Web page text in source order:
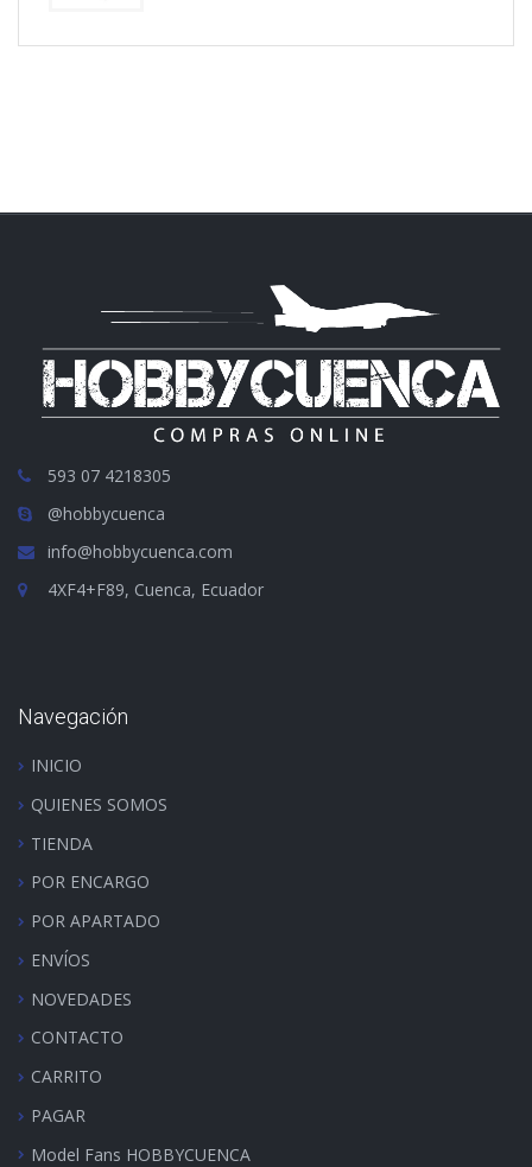
593 07 4218305
@hobbycuenca
info@hobbycuenca.com
4XF4+F89, Cuenca, Ecuador
Navegación
INICIO
QUIENES SOMOS
TIENDA
POR ENCARGO
POR APARTADO
ENVÍOS
NOVEDADES
CONTACTO
CARRITO
PAGAR
Model Fans HOBBYCUENCA